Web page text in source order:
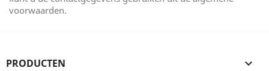
voorwaarden.
PRODUCTEN 